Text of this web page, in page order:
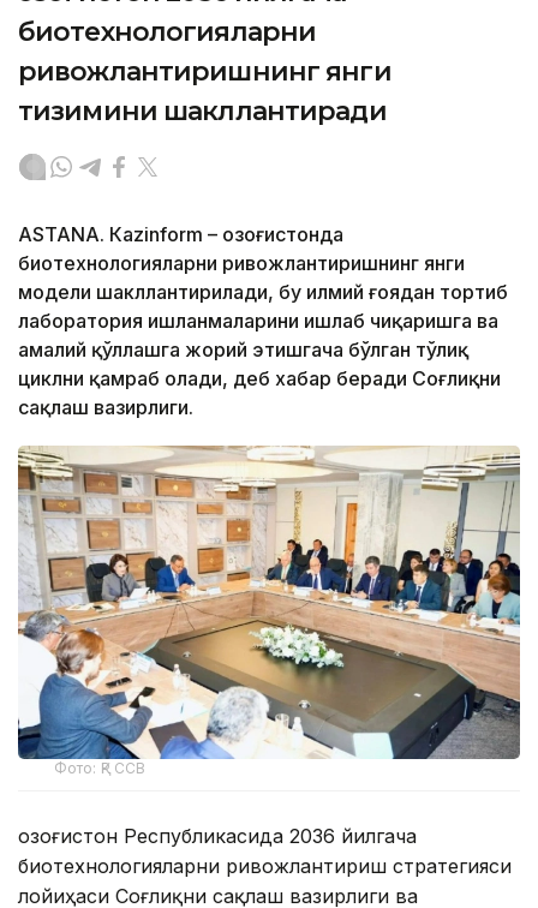
биотехнологияларни
ривожлантиришнинг янги
тизимини шакллантиради
ASTANА. Кazinform – Қозоғистонда
биотехнологияларни ривожлантиришнинг янги
модели шакллантирилади, бу илмий ғоядан тортиб
лаборатория ишланмаларини ишлаб чиқаришга ва
амалий қўллашга жорий этишгача бўлган тўлиқ
циклни қамраб олади, деб хабар беради Соғлиқни
сақлаш вазирлиги.
Фото: ҚР ССВ
Қозоғистон Республикасида 2036 йилгача
биотехнологияларни ривожлантириш стратегияси
лойиҳаси Соғлиқни сақлаш вазирлиги ва